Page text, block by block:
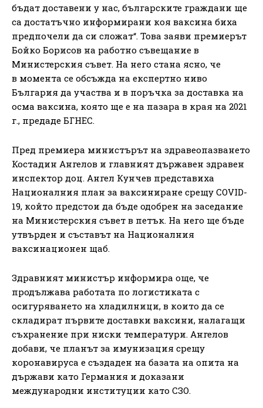
бъдат доставени у нас, българските граждани ще
са достатъчно информирани коя ваксина биха
предпочели да си сложат“. Това заяви премиерът
Бойко Борисов на работно съвещание в
Министерския съвет. На него стана ясно, че
в момента се обсъжда на експертно ниво
България да участва и в поръчка за доставка на
осма ваксина, която ще е на пазара в края на 2021
г., предаде БГНЕС.
Пред премиера министърът на здравеопазването
Костадин Ангелов и главният държавен здравен
инспектор доц. Ангел Кунчев представиха
Националния план за ваксиниране срещу COVID-
19, който предстои да бъде одобрен на заседание
на Министерския съвет в петък. На него ще бъде
утвърден и съставът на Националния
ваксинационен щаб.
Здравният министър информира още, че
продължава работата по логистиката с
осигуряването на хладилници, в които да се
складират първите доставки ваксини, налагащи
съхранение при ниски температури. Ангелов
добави, че планът за имунизация срещу
коронавируса е създаден на базата на опита на
държави като Германия и доказани
международни институции като СЗО.